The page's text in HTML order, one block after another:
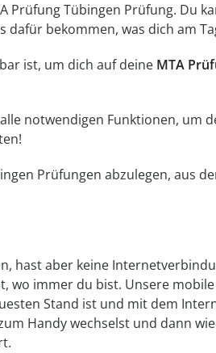
Prüfung Tübingen Prüfung. Du
bekommen, was dich am
ist, um dich auf deine MTA
notwendigen Funktionen, um
Prüfungen abzulegen, aus
hast aber keine
wo immer du bist. Unsere
Stand ist und mit dem
Handy wechselst und dann